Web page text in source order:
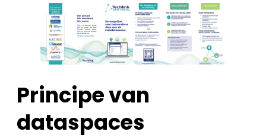
Principe van
dataspaces